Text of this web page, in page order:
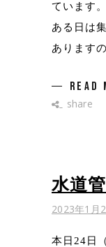
ています
ある日は
あります
READ
share
水道
2023年1月
本日24日